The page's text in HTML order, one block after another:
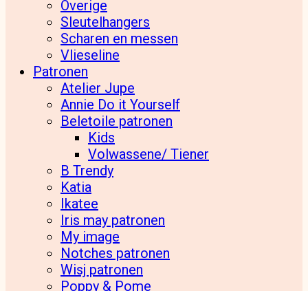
Overige
Sleutelhangers
Scharen en messen
Vlieseline
Patronen
Atelier Jupe
Annie Do it Yourself
Beletoile patronen
Kids
Volwassene/ Tiener
B Trendy
Katia
Ikatee
Iris may patronen
My image
Notches patronen
Wisj patronen
Poppy & Pome